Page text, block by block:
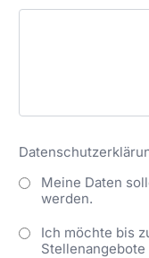
Meine Daten
werden.
Ich möchte bis
Stellenangebote